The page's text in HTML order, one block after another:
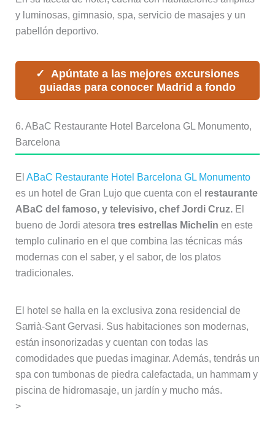
y luminosas, gimnasio, spa, servicio de masajes y un
pabellón deportivo.
Apúntate a las mejores excursiones
guiadas para conocer Madrid a fondo
6. ABaC Restaurante Hotel Barcelona GL Monumento,
Barcelona
El ABaC Restaurante Hotel Barcelona GL Monumento
es un hotel de Gran Lujo que cuenta con el restaurante
ABaC del famoso, y televisivo, chef Jordi Cruz.El
bueno de Jordi atesora tres estrellas Michelin en este
templo culinario en el que combina las técnicas más
modernas con el saber, y el sabor, de los platos
tradicionales.
El hotel se halla en la exclusiva zona residencial de
Sarrià-Sant Gervasi. Sus habitaciones son modernas,
están insonorizadas y cuentan con todas las
comodidades que puedas imaginar. Además, tendrás un
spa con tumbonas de piedra calefactada, un hammam y
piscina de hidromasaje, un jardín y mucho más.
>